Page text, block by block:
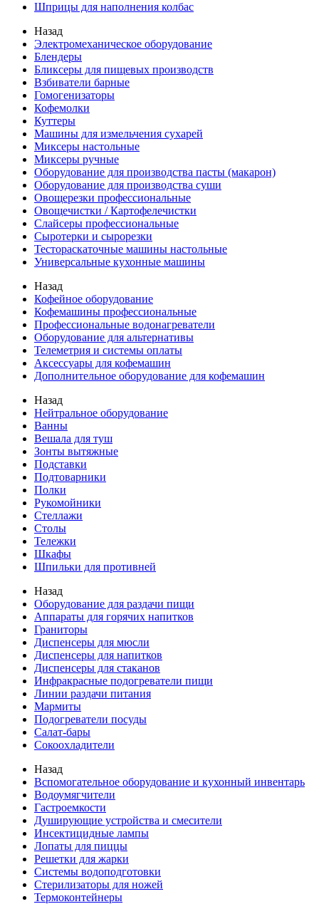
Шприцы для наполнения колбас
Назад
Электромеханическое оборудование
Блендеры
Бликсеры для пищевых производств
Взбиватели барные
Гомогенизаторы
Кофемолки
Куттеры
Машины для измельчения сухарей
Миксеры настольные
Миксеры ручные
Оборудование для производства пасты (макарон)
Оборудование для производства суши
Овощерезки профессиональные
Овощечистки / Картофелечистки
Слайсеры профессиональные
Сыротерки и сырорезки
Тестораскаточные машины настольные
Универсальные кухонные машины
Назад
Кофейное оборудование
Кофемашины профессиональные
Профессиональные водонагреватели
Оборудование для альтернативы
Телеметрия и системы оплаты
Аксессуары для кофемашин
Дополнительное оборудование для кофемашин
Назад
Нейтральное оборудование
Ванны
Вешала для туш
Зонты вытяжные
Подставки
Подтоварники
Полки
Рукомойники
Стеллажи
Столы
Тележки
Шкафы
Шпильки для противней
Назад
Оборудование для раздачи пищи
Аппараты для горячих напитков
Граниторы
Диспенсеры для мюсли
Диспенсеры для напитков
Диспенсеры для стаканов
Инфракрасные подогреватели пищи
Линии раздачи питания
Мармиты
Подогреватели посуды
Салат-бары
Сокоохладители
Назад
Вспомогательное оборудование и кухонный инвентарь
Водоумягчители
Гастроемкости
Душирующие устройства и смесители
Инсектицидные лампы
Лопаты для пиццы
Решетки для жарки
Системы водоподготовки
Стерилизаторы для ножей
Термоконтейнеры